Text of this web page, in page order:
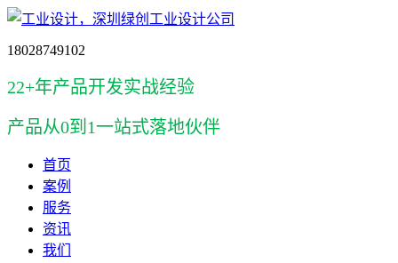
18028749102
22+年产品开发实战经验
产品从0到1一站式落地伙伴
首页
案例
服务
资讯
我们